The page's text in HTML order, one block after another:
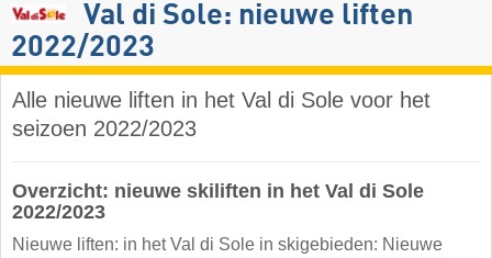
Val di Sole: nieuwe liften
2022/2023
Alle nieuwe liften in het Val di Sole voor het
seizoen 2022/2023
Overzicht: nieuwe skiliften in het Val di Sole
2022/2023
Nieuwe liften: in het Val di Sole in skigebieden: Nieuwe